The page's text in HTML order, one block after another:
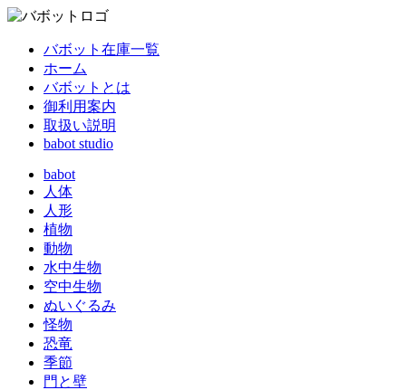
バボット在庫一覧
ホーム
バボットとは
御利用案内
取扱い説明
babot studio
babot
人体
人形
植物
動物
水中生物
空中生物
ぬいぐるみ
怪物
恐竜
季節
門と壁